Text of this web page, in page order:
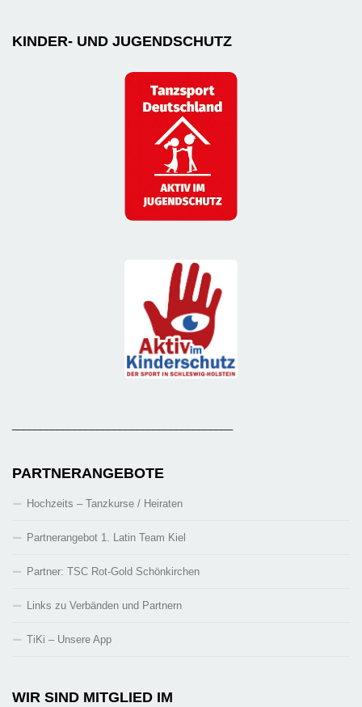
KINDER- UND JUGENDSCHUTZ
PARTNERANGEBOTE
Hochzeits – Tanzkurse / Heiraten
Partnerangebot 1. Latin Team Kiel
Partner: TSC Rot-Gold Schönkirchen
Links zu Verbänden und Partnern
TiKi – Unsere App
WIR SIND MITGLIED IM